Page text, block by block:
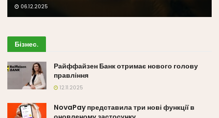
06.12.2025
Бізнес.
Райффайзен Банк отримає нового голову
правління
12.11.2025
NovaPay представила три нові функції в